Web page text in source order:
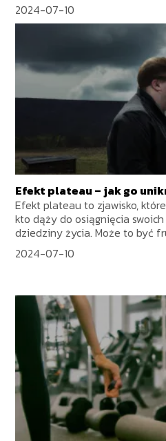
2024-07-10
Efekt plateau – jak go
Efekt plateau to zjawisko,
kto dąży do osiągnięcia
dziedziny życia. Może to być
2024-07-10